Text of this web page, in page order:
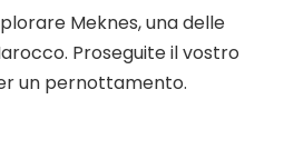
Meknes, una delle
Proseguite il vostro
un pernottamento.